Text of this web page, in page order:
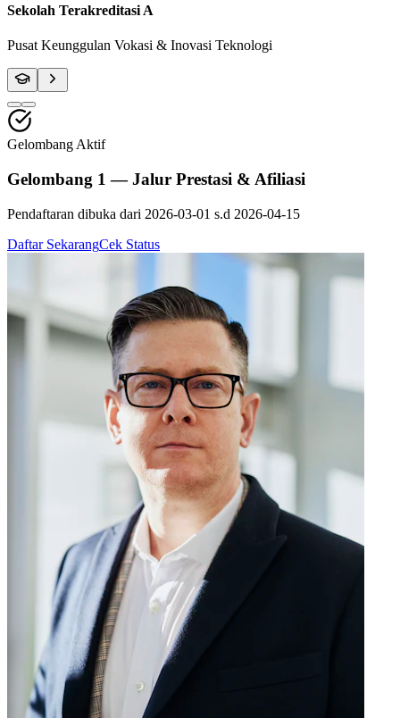
Fasilitas Bengkel Modern
Praktik Berstandar Industri & Sertifikasi Profesi
Gelombang Aktif
Gelombang 1 — Jalur Prestasi & Afiliasi
Pendaftaran dibuka dari 2026-03-01 s.d 2026-04-15
Daftar SekarangCek Status